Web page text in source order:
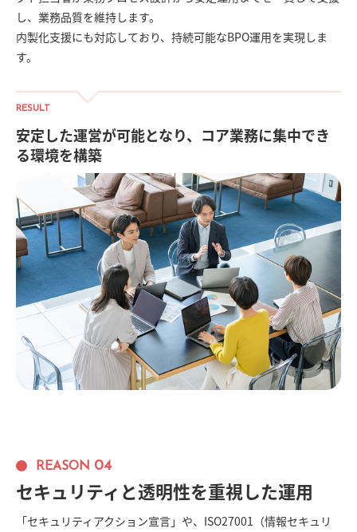
し、業務品質を維持します。
内製化支援にも対応しており、持続可能なBPO運用を実現しま
す。
RESULT
安定した運営が可能となり、コア業務に集中でき
る環境を構築
REASON 04
セキュリティと透明性を重視した運用
「セキュリティアクション宣言」や、ISO27001（情報セキュリ